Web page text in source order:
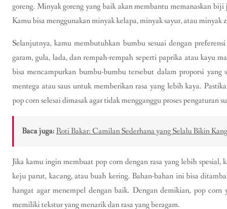
goreng. Minyak goreng yang baik akan membantu memanaskan
Kamu bisa menggunakan minyak kelapa, minyak sayur, atau minyak
Selanjutnya, kamu membutuhkan bumbu sesuai dengan
garam, gula, lada, dan rempah-rempah seperti paprika atau kayu
bisa mencampurkan bumbu-bumbu tersebut dalam proporsi
mentega atau saus untuk memberikan rasa yang lebih kaya.
pop corn selesai dimasak agar tidak mengganggu proses pengaturan
Baca juga:Roti Bakar: Camilan Sederhana yang Selalu Bikin
Jika kamu ingin membuat pop corn dengan rasa yang lebih spesial,
keju parut, kacang, atau buah kering. Bahan-bahan ini bisa
hangat agar menempel dengan baik. Dengan demikian, pop
memiliki tekstur yang menarik dan rasa yang beragam.